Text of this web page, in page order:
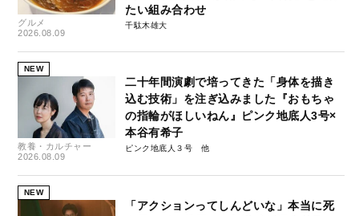
グルメ
2026.08.09
たい組み合わせ
千駄木雄大
NEW
教養・カルチャー
2026.08.09
二十年間演劇で培ってきた「身体を描き
込む技術」を注ぎ込みました『おもちゃ
の指輪がほしいねん』ピンク地底人3号×
本谷有希子
ピンク地底人３号
NEW
「アクションってしんどいな」本当に死